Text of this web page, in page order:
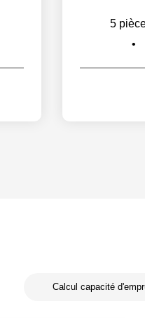
5
Calcul capacité